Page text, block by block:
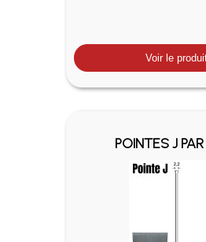
Voir le
POINTES J